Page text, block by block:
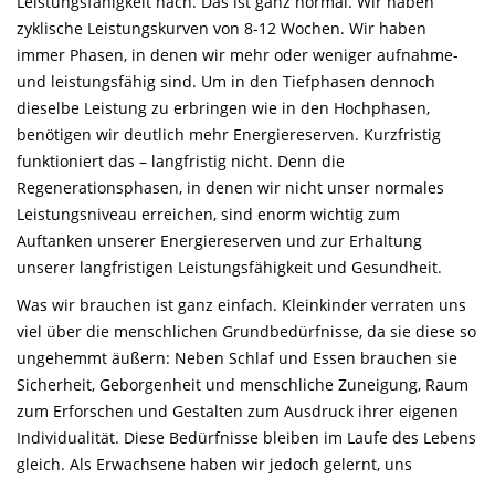
zyklische Leistungskurven von 8-12 Wochen. Wir haben
immer Phasen, in denen wir mehr oder weniger aufnahme-
und leistungsfähig sind. Um in den Tiefphasen dennoch
dieselbe Leistung zu erbringen wie in den Hochphasen,
benötigen wir deutlich mehr Energiereserven. Kurzfristig
funktioniert das – langfristig nicht. Denn die
Regenerationsphasen, in denen wir nicht unser normales
Leistungsniveau erreichen, sind enorm wichtig zum
Auftanken unserer Energiereserven und zur Erhaltung
unserer langfristigen Leistungsfähigkeit und Gesundheit.
Was wir brauchen ist ganz einfach. Kleinkinder verraten uns
viel über die menschlichen Grundbedürfnisse, da sie diese so
ungehemmt äußern: Neben Schlaf und Essen brauchen sie
Sicherheit, Geborgenheit und menschliche Zuneigung, Raum
zum Erforschen und Gestalten zum Ausdruck ihrer eigenen
Individualität. Diese Bedürfnisse bleiben im Laufe des Lebens
gleich. Als Erwachsene haben wir jedoch gelernt, uns